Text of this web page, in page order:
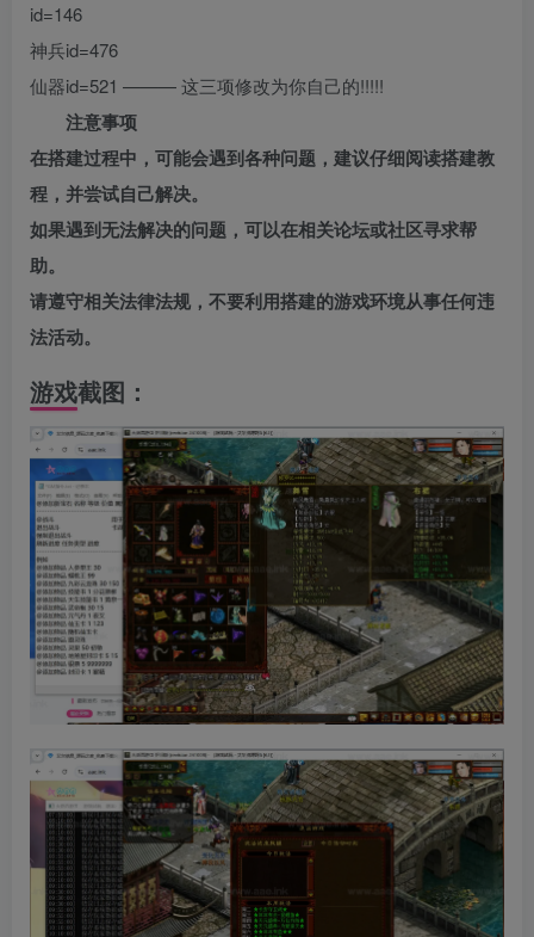
id=146
神兵id=476
仙器id=521 ——— 这三项修改为你自己的!!!!!
注意事项
在搭建过程中，可能会遇到各种问题，建议仔细阅读搭建教
程，并尝试自己解决。
如果遇到无法解决的问题，可以在相关论坛或社区寻求帮
助。
请遵守相关法律法规，不要利用搭建的游戏环境从事任何违
法活动。
游戏截图：